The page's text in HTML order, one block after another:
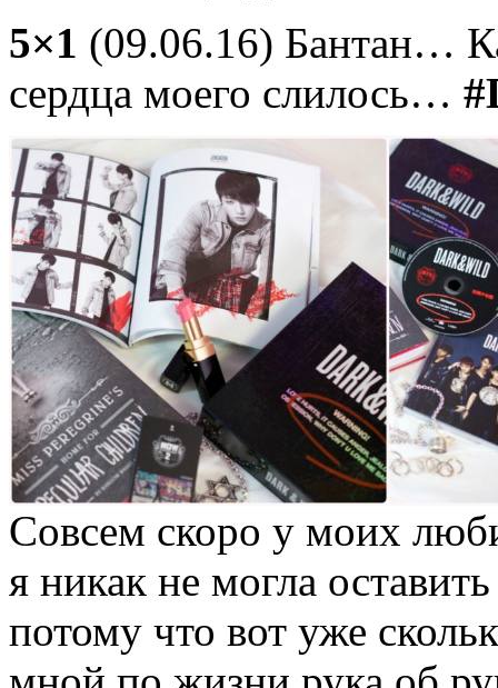
5×1 (09.06.16) Бантан…
сердца моего слилось…
Совсем скоро у моих
я никак не могла
потому что вот уже